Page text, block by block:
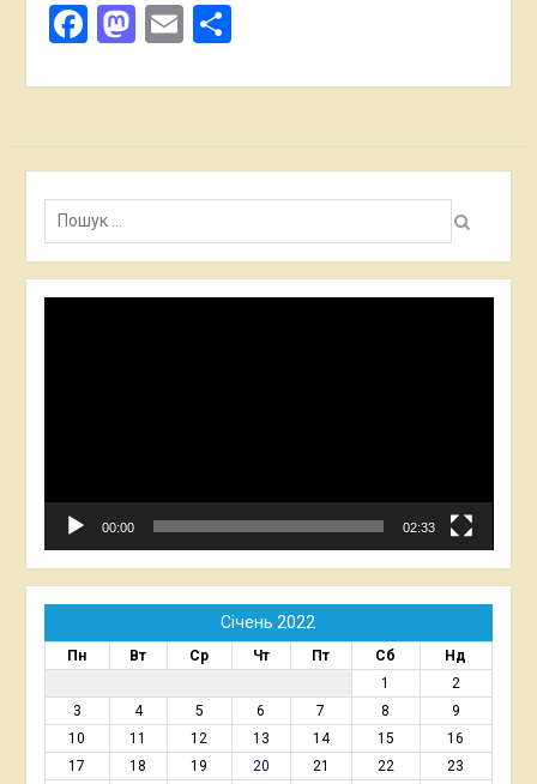
Facebook
Mastodon
EmailПоділитися
Пошук:
00:00 02:33
Січень 2022
Пн Вт Ср Чт Пт Сб
Нд
1
2
3
4 5 6 7 8
9
10
11 12 13 14 15
16
17
18 19 20 21 22 23